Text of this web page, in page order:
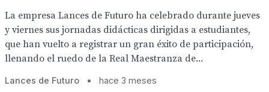
La empresa Lances de Futuro ha celebrado durante jueves
y viernes sus jornadas didácticas dirigidas a estudiantes,
que han vuelto a registrar un gran éxito de participación,
llenando el ruedo de la Real Maestranza de...
Lances de Futuro • hace 3 meses